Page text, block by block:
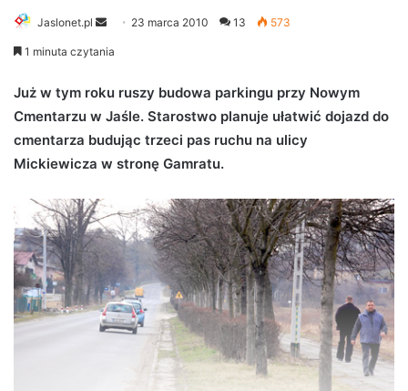
Jaslonet.pl
e
d
a
n
i
l
23 marca 2010 13 573
1 minuta czytania
Już w tym roku ruszy budowa parkingu przy Nowym
Cmentarzu w Jaśle. Starostwo planuje ułatwić dojazd do
cmentarza budując trzeci pas ruchu na ulicy
Mickiewicza w stronę Gamratu.